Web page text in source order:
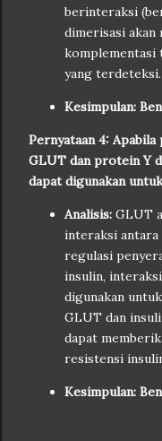
berinteraksi
dimerisasi akan
komplementasi
yang terdeteksi.
Kesimpulan:
Pernyataan 4:
GLUT dan protein Y
dapat digunakan
Analisis: GLUT
interaksi antara
regulasi
insulin,
digunakan
GLUT dan
dapat
resistensi
Kesimpulan: